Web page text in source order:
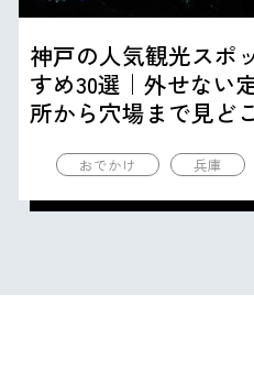
神戸の人気観光スポ
すめ30選｜外せない
所から穴場まで見ど
おでかけ 兵庫